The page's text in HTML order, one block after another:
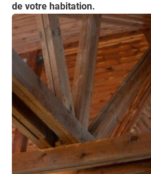
de votre habitation.